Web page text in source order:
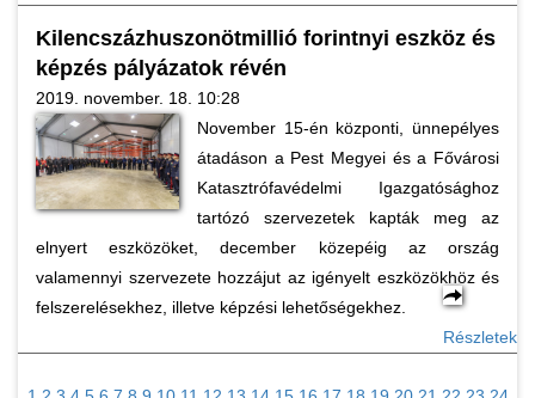
Kilencszázhuszonötmillió forintnyi eszköz és
képzés pályázatok révén
2019. november. 18. 10:28
November 15-én központi, ünnepélyes
átadáson a Pest Megyei és a Fővárosi
Katasztrófavédelmi Igazgatósághoz
tartózó szervezetek kapták meg az
elnyert eszközöket, december közepéig az ország
valamennyi szervezete hozzájut az igényelt eszközökhöz és
felszerelésekhez, illetve képzési lehetőségekhez.
Részletek